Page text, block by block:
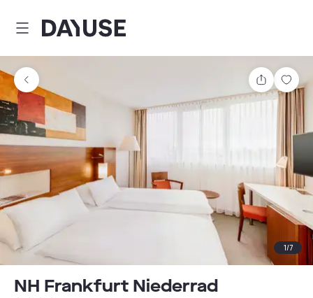
Dayuse
Teilen
1/7
NH Frankfurt Niederrad